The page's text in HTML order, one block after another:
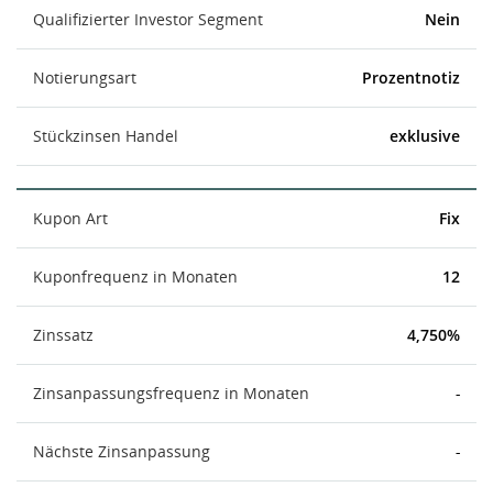
Qualifizierter Investor Segment Nein
Notierungsart Prozentnotiz
Stückzinsen Handel exklusive
Kupon Art Fix
Kuponfrequenz in Monaten 12
Zinssatz 4,750%
Zinsanpassungsfrequenz in Monaten -
Nächste Zinsanpassung -